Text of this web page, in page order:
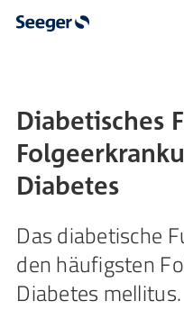
Diabetisches
Diabetes
Das diabetische
den häufigsten
Diabetes mellitus.